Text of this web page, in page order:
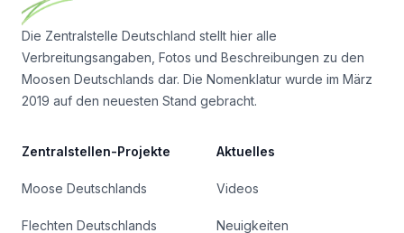
Die Zentralstelle Deutschland stellt hier alle
Verbreitungsangaben, Fotos und Beschreibungen zu den
Moosen Deutschlands dar. Die Nomenklatur wurde im März
2019 auf den neuesten Stand gebracht.
Zentralstellen-Projekte
Moose Deutschlands
Flechten Deutschlands
Aktuelles
Videos
Neuigkeiten